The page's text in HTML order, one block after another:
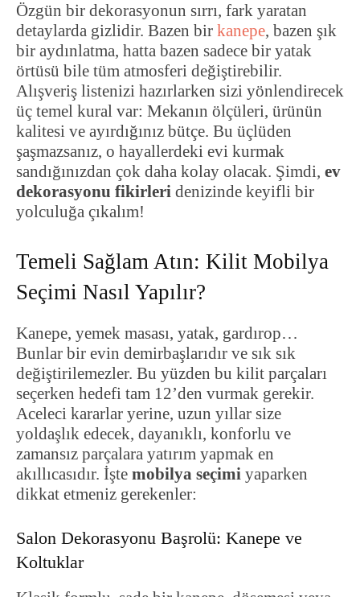
Özgün bir dekorasyonun sırrı, fark yaratan
detaylarda gizlidir. Bazen bir kanepe, bazen şık
bir aydınlatma, hatta bazen sadece bir yatak
örtüsü bile tüm atmosferi değiştirebilir.
Alışveriş listenizi hazırlarken sizi yönlendirecek
üç temel kural var: Mekanın ölçüleri, ürünün
kalitesi ve ayırdığınız bütçe. Bu üçlüden
şaşmazsanız, o hayallerdeki evi kurmak
sandığınızdan çok daha kolay olacak. Şimdi, ev
dekorasyonu fikirleri denizinde keyifli bir
yolculuğa çıkalım!
Temeli Sağlam Atın: Kilit Mobilya
Seçimi Nasıl Yapılır?
Kanepe, yemek masası, yatak, gardırop…
Bunlar bir evin demirbaşlarıdır ve sık sık
değiştirilemezler. Bu yüzden bu kilit parçaları
seçerken hedefi tam 12’den vurmak gerekir.
Aceleci kararlar yerine, uzun yıllar size
yoldaşlık edecek, dayanıklı, konforlu ve
zamansız parçalara yatırım yapmak en
akıllıcasıdır. İşte mobilya seçimi yaparken
dikkat etmeniz gerekenler:
Salon Dekorasyonu Başrolü: Kanepe ve
Koltuklar